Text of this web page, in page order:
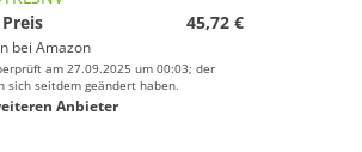
45,72 €
bei Amazon
am 27.09.2025 um 00:03; der
sich seitdem geändert haben.
Anbieter